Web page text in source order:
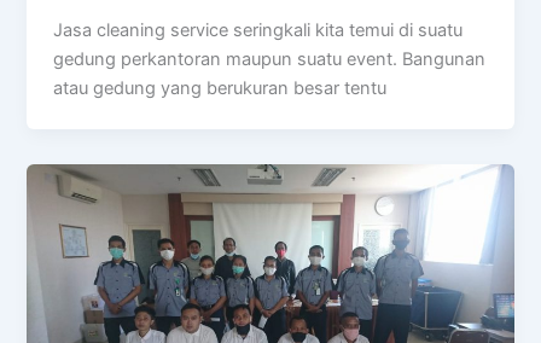
Jasa cleaning service seringkali kita temui di suatu
gedung perkantoran maupun suatu event. Bangunan
atau gedung yang berukuran besar tentu